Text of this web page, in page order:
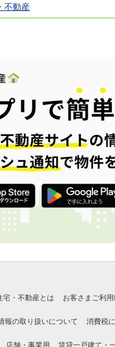
不動産
宅・不動産とは お客さまご利
報の取り扱いについて 消費税
店舗・事業用 賃貸一戸建て・